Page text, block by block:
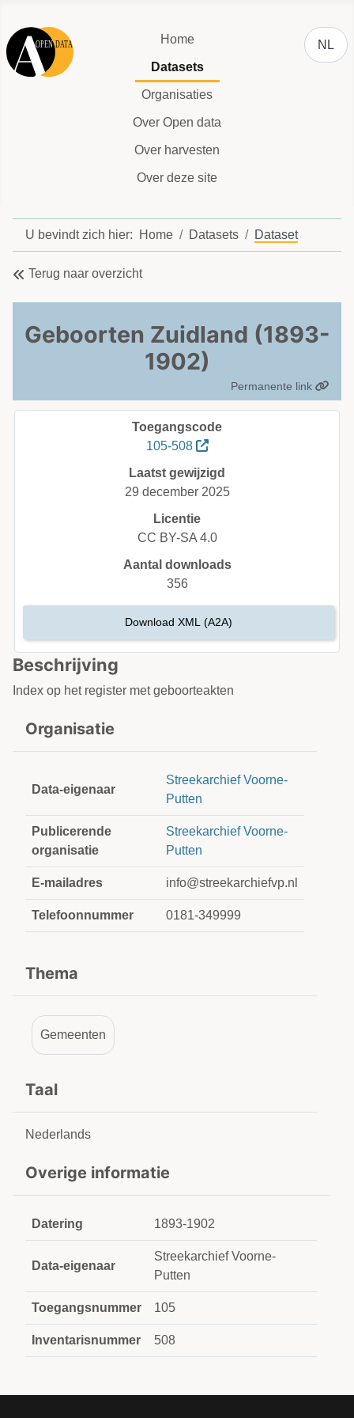
Home
Datasets
Organisaties
Over Open data
Over harvesten
Over deze site
NL
U bevindt zich hier: Home Datasets Dataset
Terug naar overzicht
Geboorten Zuidland (1893-
1902)
Permanente link
Beschrijving
Index op het register met geboorteakten
Organisatie
Data-eigenaar
Streekarchief Voorne-
Putten
Publicerende
organisatie
Streekarchief Voorne-
Putten
E-mailadres info@streekarchiefvp.nl
Telefoonnummer 0181-349999
Thema
Gemeenten
Taal
Nederlands
Overige informatie
Datering 1893-1902
Data-eigenaar
Streekarchief Voorne-
Putten
Toegangsnummer 105
Inventarisnummer 508
Toegangscode
105-508
Laatst gewijzigd
29 december 2025
Licentie
CC BY-SA 4.0
Aantal downloads
356
Download XML (A2A)